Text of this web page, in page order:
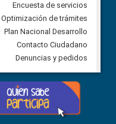
Veeduría Ciudadana para
construcción del asfaltado de
Ballenita del cantón Santa
7 agosto, 2026
Next
Encuesta de servicios
Optimización de trámites
Plan Nacional Desarrollo
Contacto Ciudadano
Denuncias y pedidos